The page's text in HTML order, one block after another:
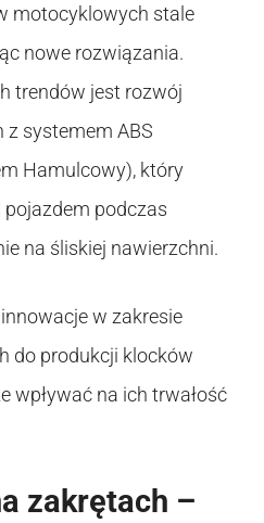
motocyklowych stale
nowe rozwiązania.
trendów jest rozwój
systemem ABS
Hamulcowy), który
podczas
na śliskiej nawierzchni.
w zakresie
do produkcji klocków
wpływać na ich trwałość
zakrętach –